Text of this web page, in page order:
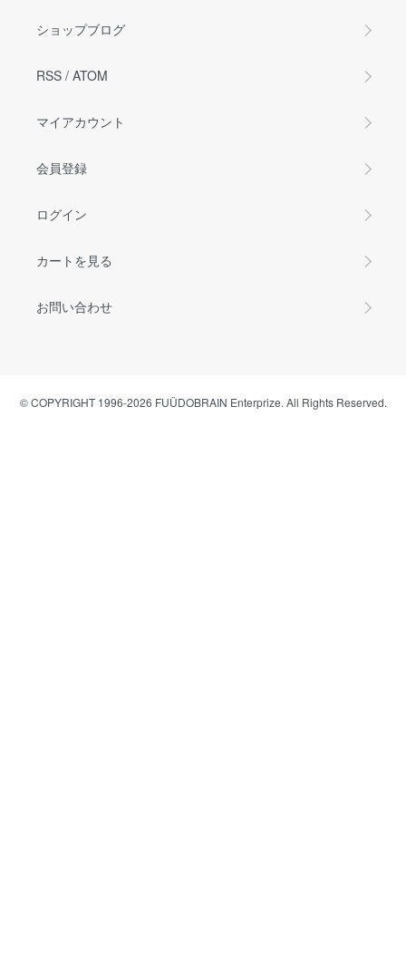
ショップブログ
RSS / ATOM
マイアカウント
会員登録
ログイン
カートを見る
お問い合わせ
© COPYRIGHT 1996-2026 FUÜDOBRAIN Enterprize. All Rights Reserved.